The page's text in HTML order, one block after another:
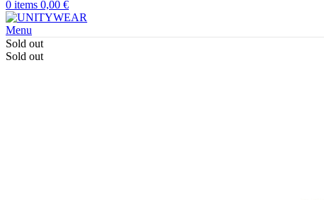
0 items 0,00 €
Menu
Sold out
Sold out